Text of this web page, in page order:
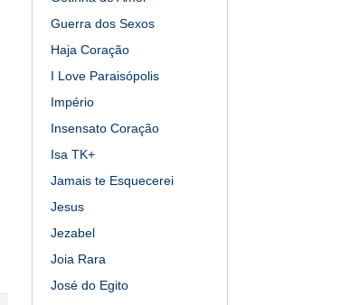
Guerra dos Sexos
Haja Coração
I Love Paraisópolis
Império
Insensato Coração
Isa TK+
Jamais te Esquecerei
Jesus
Jezabel
Joia Rara
José do Egito